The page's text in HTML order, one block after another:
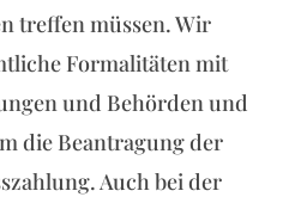
treffen müssen. Wir
Formalitäten mit
und Behörden und
die Beantragung der
Auch bei der